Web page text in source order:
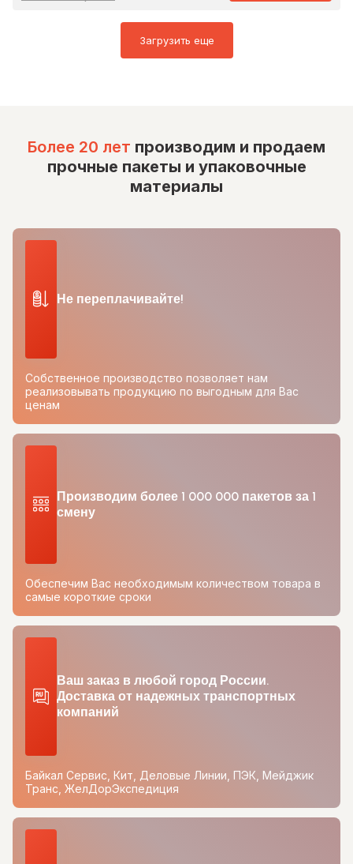
Загрузить еще
Более 20 лет производим и продаем
прочные пакеты и упаковочные
материалы
Не переплачивайте!
Собственное производство позволяет нам
реализовывать продукцию по выгодным для Вас
ценам
Производим более 1 000 000 пакетов за 1
смену
Обеспечим Вас необходимым количеством товара в
самые короткие сроки
Ваш заказ в любой город России.
Доставка от надежных транспортных
компаний
Байкал Сервис, Кит, Деловые Линии, ПЭК, Мейджик
Транс, ЖелДорЭкспедиция